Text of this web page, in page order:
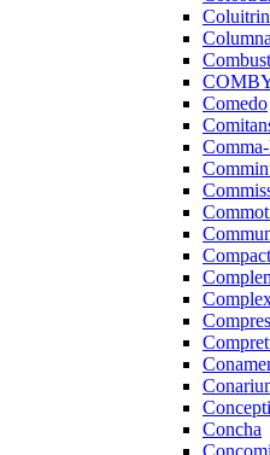
Coluitrin
Comedo
Concha